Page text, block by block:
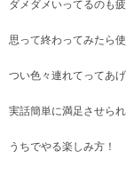
ダメダメいってるのも
思って終わってみたら
つい色々連れてってあ
実話簡単に満足させら
うちでやる楽しみ方！